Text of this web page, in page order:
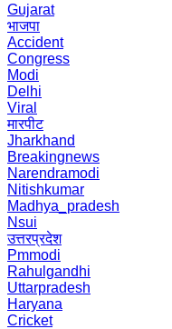
Gujarat
भाजपा
Accident
Congress
Modi
Delhi
Viral
मारपीट
Jharkhand
Breakingnews
Narendramodi
Nitishkumar
Madhya_pradesh
Nsui
उत्तरप्रदेश
Pmmodi
Rahulgandhi
Uttarpradesh
Haryana
Cricket